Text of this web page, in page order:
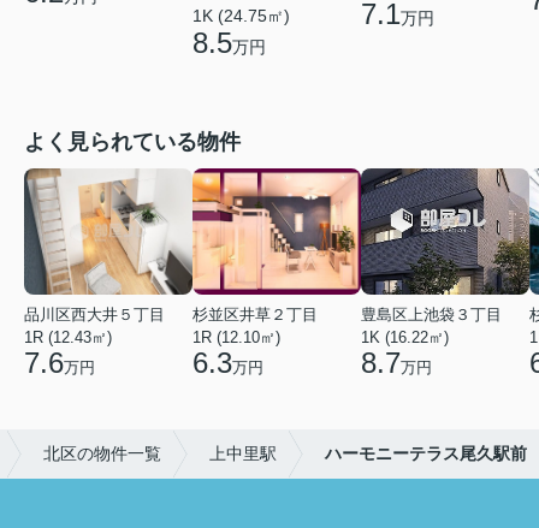
1K (24.75㎡)
8.5万円
7.1万円
よく見られている物件
品川区西大井５丁目
1R (12.43㎡)
7.6万円
杉並区井草２丁目
1R (12.10㎡)
6.3万円
豊島区上池袋３丁目
1K (16.22㎡)
8.7万円
北区の物件一覧 上中里駅 ハーモニーテラス尾久駅前